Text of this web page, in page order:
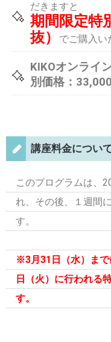
だきますと
期間限定特
抜）
でご購入い
KIKOオンライ
別価格：
講座料金につい
このプログラムは、
れ、その後、１週間
す。
※3月31日（水）ま
日（火）に行われる
す。